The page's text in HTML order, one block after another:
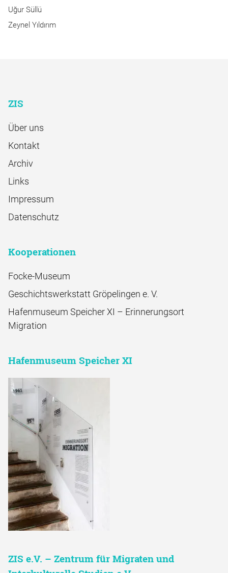
Uğur Süllü
Zeynel Yıldırım
ZIS
Über uns
Kontakt
Archiv
Links
Impressum
Datenschutz
Kooperationen
Focke-Museum
Geschichtswerkstatt Gröpelingen e. V.
Hafenmuseum Speicher XI – Erinnerungsort
Migration
Hafenmuseum Speicher XI
ZIS e.V. – Zentrum für Migraten und